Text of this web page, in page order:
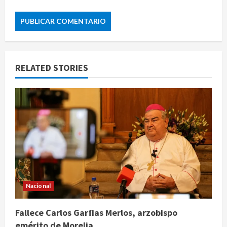
RELATED STORIES
Nacional
Fallece Carlos Garfias Merlos, arzobispo